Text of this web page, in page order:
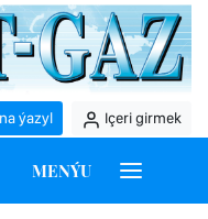
ýazyl Içeri girmek
MENÝU